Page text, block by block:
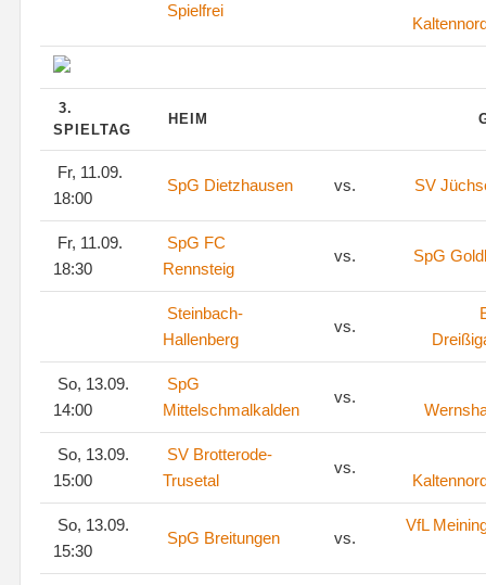
Spielfrei
3.
SPIELTAG
HEIM
Fr, 11.09.
18:00
SpG Dietzhausen vs. SV
Fr, 11.09.
18:30
SpG FC
Rennsteig
vs. SpG
Steinbach-
Hallenberg
vs.
So, 13.09.
14:00
SpG
Mittelschmalkalden
vs.
So, 13.09.
15:00
SV Brotterode-
Trusetal
vs.
So, 13.09.
15:30
SpG Breitungen vs.
VfL